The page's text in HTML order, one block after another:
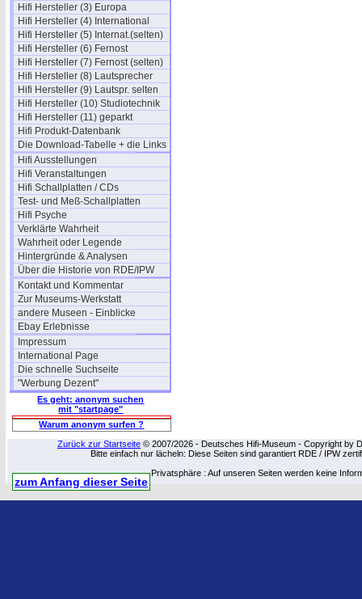
Hifi Hersteller (3) Europa
Hifi Hersteller (4) International
Hifi Hersteller (5) Internat.(selten)
Hifi Hersteller (6) Fernost
Hifi Hersteller (7) Fernost (selten)
Hifi Hersteller (8) Lautsprecher
Hifi Hersteller (9) Lautspr. selten
Hifi Hersteller (10) Studiotechnik
Hifi Hersteller (11) geparkt
Hifi Produkt-Datenbank
Die Download-Tabelle + die Links
Hifi Ausstellungen
Hifi Veranstaltungen
Hifi Schallplatten / CDs
Test- und Meß-Schallplatten
Hifi Psyche
Verklärte Wahrheit
Wahrheit oder Legende
Hintergründe & Analysen
Über die Historie von RDE/IPW
Kontakt und Kommentar
Zur Museums-Werkstatt
andere Museen - Einblicke
Ebay Erlebnisse
Impressum
International Page
Die schnelle Suchseite
"Werbung Dezent"
Es geht: anonym suchen
mit "startpage"
Warum anonym surfen ?
Zurück zur Startseite © 2007/2026 - Deutsches Hifi-Museum - Copyright by
Bitte einfach nur lächeln: Diese Seiten sind garantiert RDE / IPW
Privatsphäre : Auf unseren Seiten werden keine
zum Anfang dieser Seite